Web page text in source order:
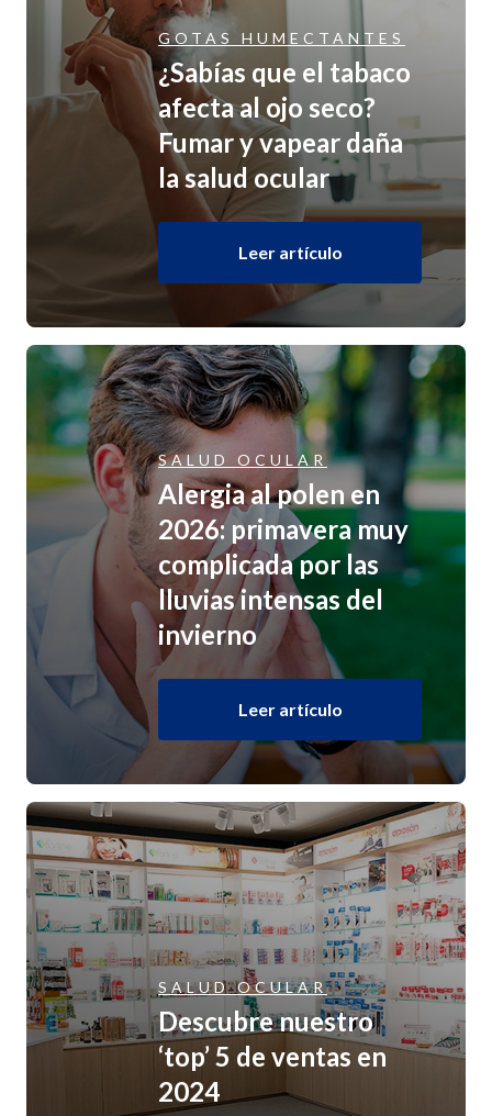
GOTAS HUMECTANTES
¿Sabías que el tabaco
afecta al ojo seco?
Fumar y vapear daña
la salud ocular
Leer artículo
SALUD OCULAR
Alergia al polen en
2026: primavera muy
complicada por las
lluvias intensas del
invierno
Leer artículo
SALUD OCULAR
Descubre nuestro
‘top’ 5 de ventas en
2024